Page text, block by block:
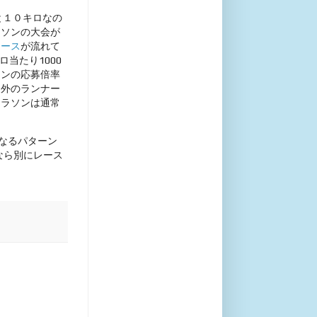
０キロなの
ンの大会が
スが流れて
当たり1000
の応募倍率
のランナー
ソンは通常
るパターン
別にレース